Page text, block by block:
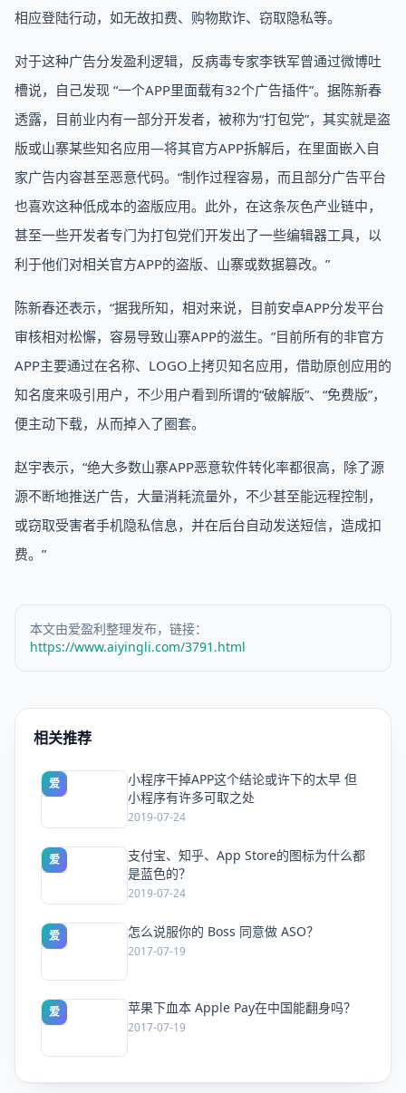
相应登陆行动，如无故扣费、购物欺诈、窃取隐私等。
对于这种广告分发盈利逻辑，反病毒专家李铁军曾通过微博吐
槽说，自己发现 “一个APP里面载有32个广告插件”。据陈新春
透露，目前业内有一部分开发者，被称为“打包党”，其实就是盗
版或山寨某些知名应用—将其官方APP拆解后，在里面嵌入自
家广告内容甚至恶意代码。“制作过程容易，而且部分广告平台
也喜欢这种低成本的盗版应用。此外，在这条灰色产业链中，
甚至一些开发者专门为打包党们开发出了一些编辑器工具，以
利于他们对相关官方APP的盗版、山寨或数据篡改。”
陈新春还表示，“据我所知，相对来说，目前安卓APP分发平台
审核相对松懈，容易导致山寨APP的滋生。”目前所有的非官方
APP主要通过在名称、LOGO上拷贝知名应用，借助原创应用的
知名度来吸引用户，不少用户看到所谓的“破解版”、“免费版”，
便主动下载，从而掉入了圈套。
赵宇表示，“绝大多数山寨APP恶意软件转化率都很高，除了源
源不断地推送广告，大量消耗流量外，不少甚至能远程控制，
或窃取受害者手机隐私信息，并在后台自动发送短信，造成扣
费。”
本文由爱盈利整理发布，链接：
https://www.aiyingli.com/3791.html
相关推荐
爱
小程序干掉APP这个结论或许下的太早 但
小程序有许多可取之处
2019-07-24
爱
支付宝、知乎、App Store的图标为什么都
是蓝色的？
2019-07-24
爱 怎么说服你的 Boss 同意做 ASO？
2017-07-19
爱 苹果下血本 Apple Pay在中国能翻身吗？
2017-07-19